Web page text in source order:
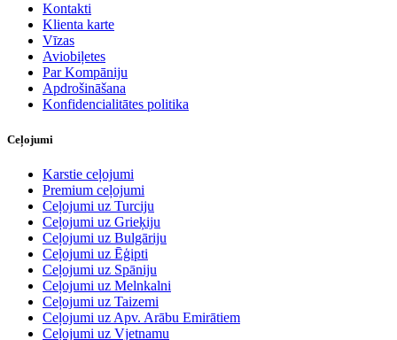
Kontakti
Klienta karte
Vīzas
Aviobiļetes
Par Kompāniju
Apdrošināšana
Konfidencialitātes politika
Ceļojumi
Karstie ceļojumi
Premium ceļojumi
Ceļojumi uz Turciju
Ceļojumi uz Grieķiju
Ceļojumi uz Bulgāriju
Ceļojumi uz Ēģipti
Ceļojumi uz Spāniju
Ceļojumi uz Melnkalni
Ceļojumi uz Taizemi
Ceļojumi uz Apv. Arābu Emirātiem
Ceļojumi uz Vjetnamu